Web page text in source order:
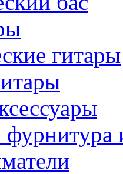
гитары
фурнитура